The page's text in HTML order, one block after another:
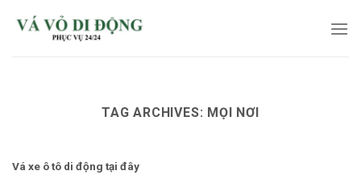
TAG ARCHIVES: MỌI NƠI
Vá xe ô tô di động tại đây